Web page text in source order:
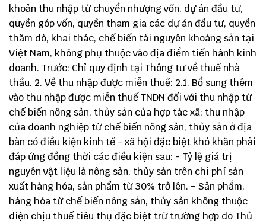
khoản thu nhập từ chuyển nhượng vốn, dự án đầu tư,
quyền góp vốn, quyền tham gia các dự án đầu tư, quyền
thăm dò, khai thác, chế biến tài nguyên khoáng sản tại
Việt Nam, không phụ thuộc vào địa điểm tiến hành kinh
doanh. Trước: Chỉ quy định tại Thông tư về thuế nhà
thầu. 2. Về thu nhập được miễn thuế: 2.1. Bổ sung thêm
vào thu nhập được miễn thuế TNDN đối với thu nhập từ
chế biến nông sản, thủy sản của hợp tác xã; thu nhập
của doanh nghiệp từ chế biến nông sản, thủy sản ở địa
bàn có điều kiện kinh tế - xã hội đặc biệt khó khăn phải
đáp ứng đồng thời các điều kiện sau: - Tỷ lệ giá trị
nguyên vật liệu là nông sản, thủy sản trên chi phí sản
xuất hàng hóa, sản phẩm từ 30% trở lên. - Sản phẩm,
hàng hóa từ chế biến nông sản, thủy sản không thuộc
diện chịu thuế tiêu thụ đặc biệt trừ trường hợp do Thủ